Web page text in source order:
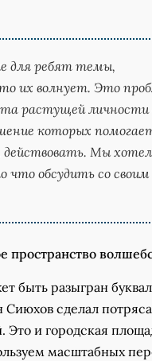
для ребят темы,
их волнует. Это
растущей личности
которых
Мы
что обсудить со своим
пространство
быть разыгран
Сиюхов сделал
Это и городская
масштабных